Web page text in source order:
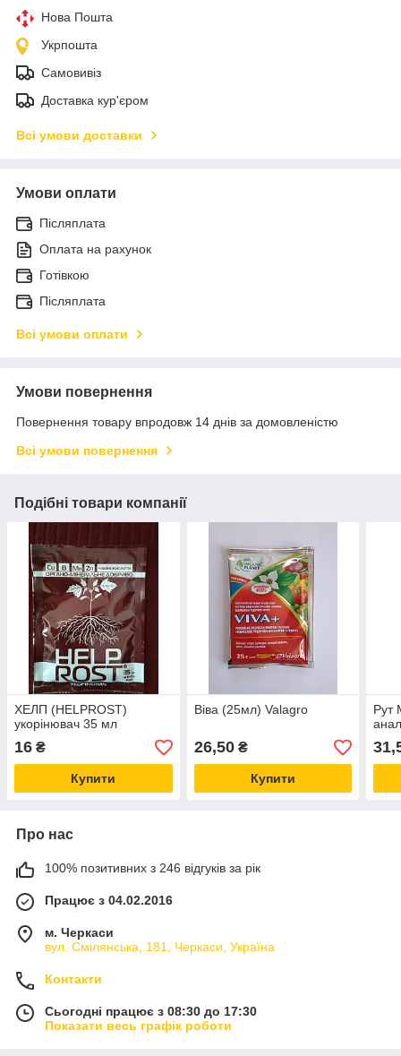
Нова Пошта
Укрпошта
Самовивіз
Доставка кур'єром
Всі умови доставки
Умови оплати
Післяплата
Оплата на рахунок
Готівкою
Післяплата
Всі умови оплати
Умови повернення
Повернення товару впродовж 14 днів за домовленістю
Всі умови повернення
Подібні товари компанії
ХЕЛП (HELPROST)
укорінювач 35 мл
16 ₴
Купити
Віва (25мл) Valagro
26,50₴
Купити
Рут
Про нас
100% позитивних з 246 відгуків за рік
Працює з 04.02.2016
м. Черкаси
вул. Смілянська, 181, Черкаси, Україна
Контакти
Сьогодні працює з 08:30 до 17:30
Показати весь графік роботи